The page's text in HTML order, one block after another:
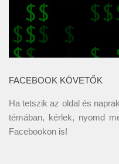
FACEBOOK KÖVETŐK
Ha tetszik az oldal és
témában, kérlek, nyomd
Facebookon is!